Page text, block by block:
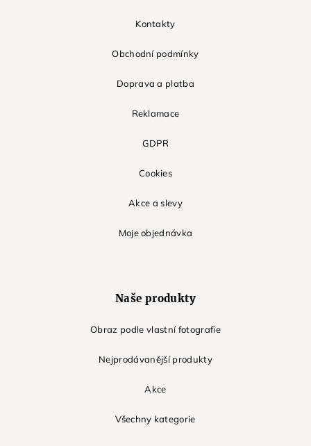
Kontakty
Obchodní podmínky
Doprava a platba
Reklamace
GDPR
Cookies
Akce a slevy
Moje objednávka
Naše produkty
Obraz podle vlastní fotografie
Nejprodávanější produkty
Akce
Všechny kategorie